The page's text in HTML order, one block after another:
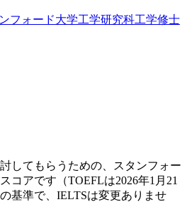
フォード大学工学研究科工学修士
してもらうための、スタンフォー
コアです（TOEFLは2026年1月21
基準で、IELTSは変更ありませ